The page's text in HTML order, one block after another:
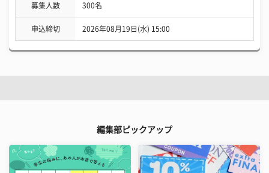
募集人数 300名
申込締切 2026年08月19日(水) 15:00
編集部ピックアップ